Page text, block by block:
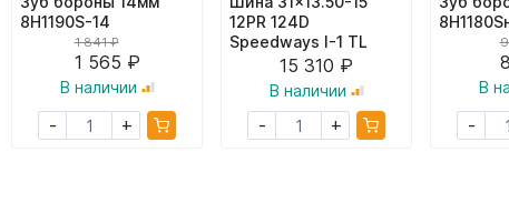
8H1190S-14
1 841 ₽
1 565 ₽
В наличии
- +
12PR 124D
Speedways I-1 TL
15 310 ₽
В наличии
- +
В
-